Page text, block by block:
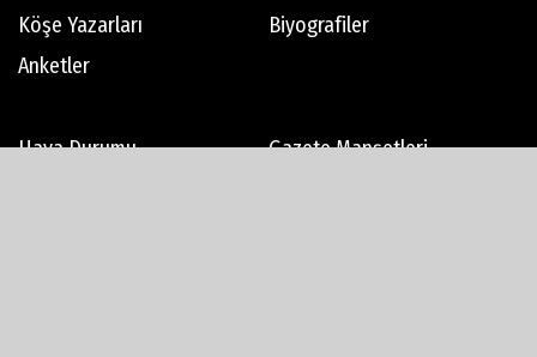
Köşe Yazarları
Biyografiler
Anketler
Hava Durumu
Gazete Manşetleri